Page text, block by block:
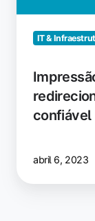
IT &
confiável
abril 6, 2023